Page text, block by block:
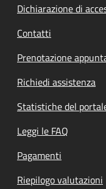
Dichiarazione di
Contatti
Prenotazione
Richiedi assistenza
Statistiche del
Leggi le FAQ
Pagamenti
Riepilogo valutazioni